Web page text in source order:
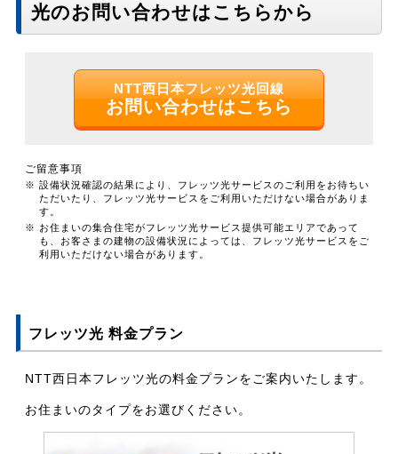
光のお問い合わせはこちらから
NTT西日本フレッツ光回線
お問い合わせはこちら
ご留意事項
※ 設備状況確認の結果により、フレッツ光サービスのご利用をお待ちい
ただいたり、フレッツ光サービスをご利用いただけない場合がありま
す。
※ お住まいの集合住宅がフレッツ光サービス提供可能エリアであって
も、お客さまの建物の設備状況によっては、フレッツ光サービスをご
利用いただけない場合があります。
フレッツ光 料金プラン
NTT西日本フレッツ光の料金プランをご案内いたします。
お住まいのタイプをお選びください。